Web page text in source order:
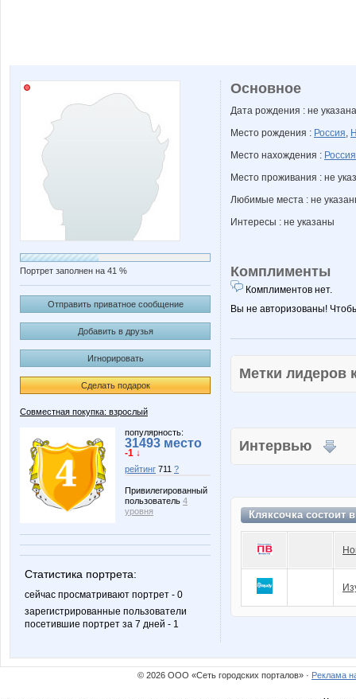
Портрет заполнен на 41 %
Отправить приватное сообщение
Добавить в друзья
Игнорировать
Сделать подарок
Совместная покупка: взрослый
популярность:
31493 место
-1 ↓
рейтинг 711 ?
Привилегированный
пользователь 4
уровня
Статистика портрета:
сейчас просматривают портрет - 0
зарегистрированные пользователи
посетившие портрет за 7 дней - 1
Основное
Дата рождения : не указана
Место рождения : Россия,
Место нахождения : Россия
Место проживания : не
Любимые места : не
Интересы : не указаны
Комплименты
Комплиментов нет.
Вы не авторизованы!
Метки
Интервью
Кляксочка состоит
© 2026 ООО «Сеть городских порталов» · Реклама